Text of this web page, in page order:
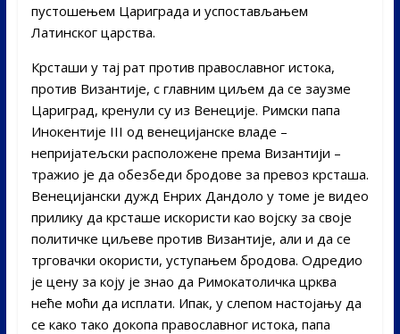
пустошењем Цариграда и успостављањем
Латинског царства.
Крсташи у тај рат против православног истока,
против Византије, с главним циљем да се заузме
Цариград, кренули су из Венеције. Римски папа
Инокентије III од венецијанске владе –
непријатељски расположене према Византији –
тражио је да обезбеди бродове за превоз крсташа.
Венецијански дужд Енрих Дандоло у томе је видео
прилику да крсташе искористи као војску за своје
политичке циљеве против Византије, али и да се
трговачки окористи, уступањем бродова. Одредио
је цену за коју је знао да Римокатоличка црква
неће моћи да исплати. Ипак, у слепом настојању да
се како тако докопа православног истока, папа